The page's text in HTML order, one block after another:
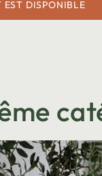
EST DISPONIBLE